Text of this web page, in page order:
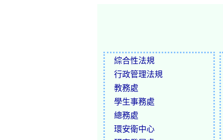
綜合性法規
行政管理法規
教務處
學生事務處
總務處
環安衛中心